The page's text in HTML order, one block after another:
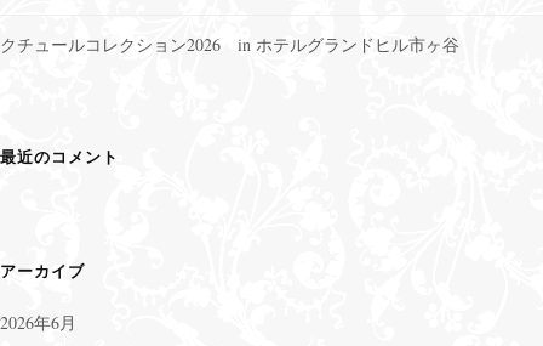
クチュールコレクション2026 in ホテルグランドヒル市ヶ谷
最近のコメント
アーカイブ
2026年6月